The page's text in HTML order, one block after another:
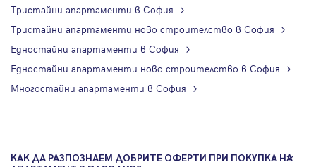
Тристайни апартаменти в София
Тристайни апартаменти ново строителство в София
Едностайни апартаменти в София
Едностайни апартаменти ново строителство в София
Многостайни апартаменти в София
КАК ДА РАЗПОЗНАЕМ ДОБРИТЕ ОФЕРТИ ПРИ ПОКУПКА НА